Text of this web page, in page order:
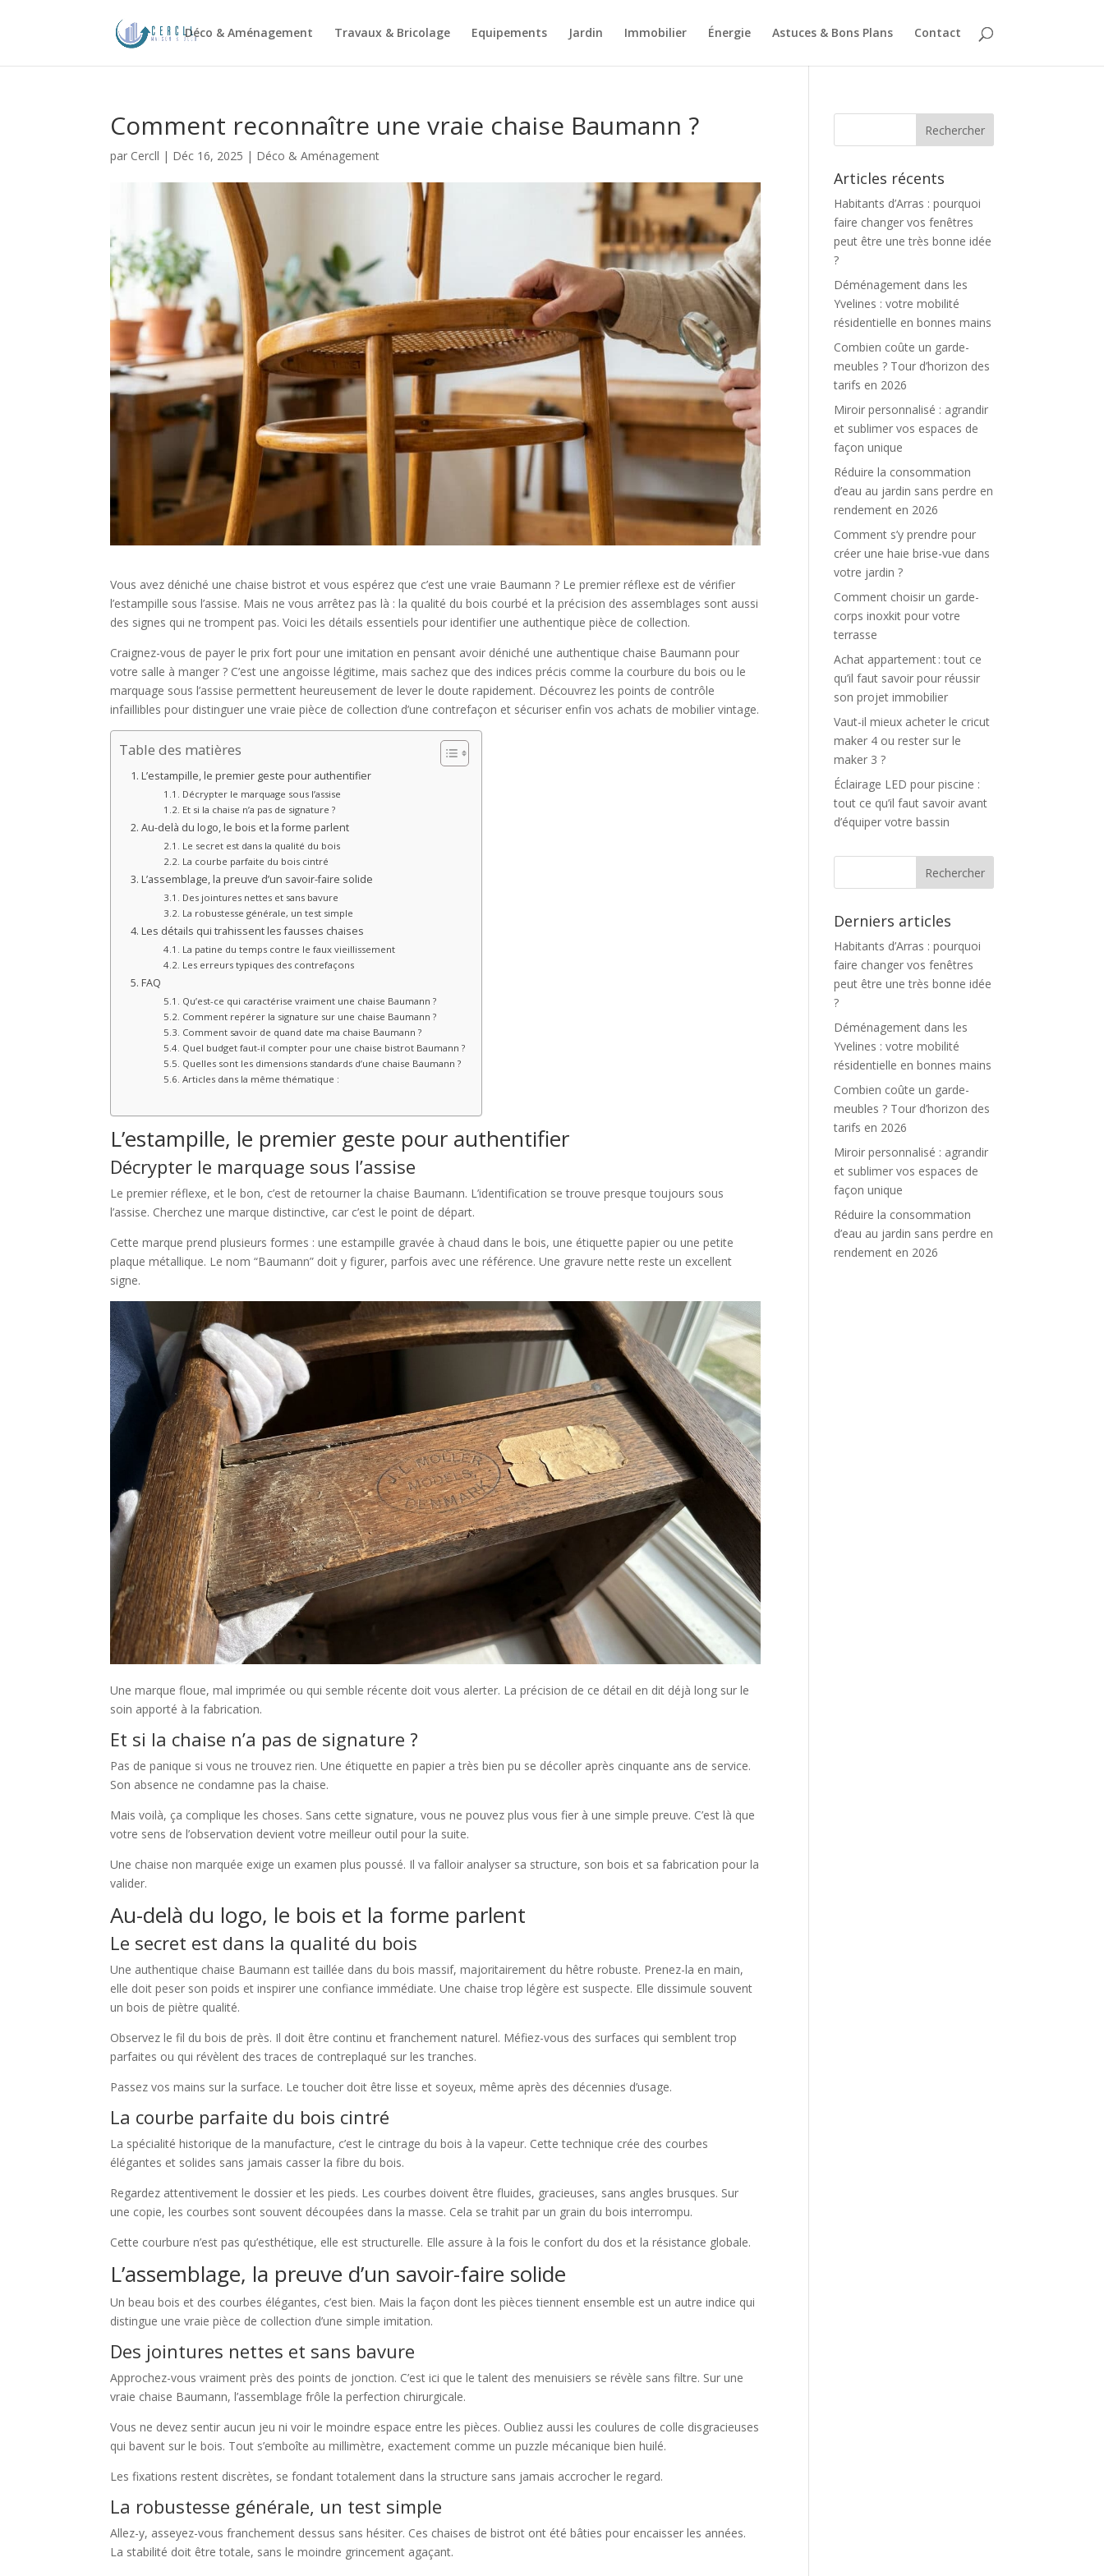
Déco & Aménagement Travaux & Bricolage Equipements Jardin Immobilier Énergie Astuces & Bons Plans Contact
Comment reconnaître une vraie chaise Baumann ?
par Cercll | Déc 16, 2025 | Déco & Aménagement
Vous avez déniché une chaise bistrot et vous espérez que c’est une vraie Baumann ? Le premier réflexe est de vérifier
l’estampille sous l’assise. Mais ne vous arrêtez pas là : la qualité du bois courbé et la précision des assemblages sont aussi
des signes qui ne trompent pas. Voici les détails essentiels pour identifier une authentique pièce de collection.
Craignez-vous de payer le prix fort pour une imitation en pensant avoir déniché une authentique chaise Baumann pour
votre salle à manger ? C’est une angoisse légitime, mais sachez que des indices précis comme la courbure du bois ou le
marquage sous l’assise permettent heureusement de lever le doute rapidement. Découvrez les points de contrôle
infaillibles pour distinguer une vraie pièce de collection d’une contrefaçon et sécuriser enfin vos achats de mobilier vintage.
Table des matières
L’estampille, le premier geste pour authentifier
Décrypter le marquage sous l’assise
Et si la chaise n’a pas de signature ?
Au-delà du logo, le bois et la forme parlent
Le secret est dans la qualité du bois
La courbe parfaite du bois cintré
L’assemblage, la preuve d’un savoir-faire solide
Des jointures nettes et sans bavure
La robustesse générale, un test simple
Les détails qui trahissent les fausses chaises
La patine du temps contre le faux vieillissement
Les erreurs typiques des contrefaçons
FAQ
Qu’est-ce qui caractérise vraiment une chaise Baumann ?
Comment repérer la signature sur une chaise Baumann ?
Comment savoir de quand date ma chaise Baumann ?
Quel budget faut-il compter pour une chaise bistrot Baumann ?
Quelles sont les dimensions standards d’une chaise Baumann ?
Articles dans la même thématique :
L’estampille, le premier geste pour authentifier
Décrypter le marquage sous l’assise
Le premier réflexe, et le bon, c’est de retourner la chaise Baumann. L’identification se trouve presque toujours sous
l’assise. Cherchez une marque distinctive, car c’est le point de départ.
Cette marque prend plusieurs formes : une estampille gravée à chaud dans le bois, une étiquette papier ou une petite
plaque métallique. Le nom “Baumann” doit y figurer, parfois avec une référence. Une gravure nette reste un excellent
signe.
Une marque floue, mal imprimée ou qui semble récente doit vous alerter. La précision de ce détail en dit déjà long sur le
soin apporté à la fabrication.
Et si la chaise n’a pas de signature ?
Pas de panique si vous ne trouvez rien. Une étiquette en papier a très bien pu se décoller après cinquante ans de service.
Son absence ne condamne pas la chaise.
Mais voilà, ça complique les choses. Sans cette signature, vous ne pouvez plus vous fier à une simple preuve. C’est là que
votre sens de l’observation devient votre meilleur outil pour la suite.
Une chaise non marquée exige un examen plus poussé. Il va falloir analyser sa structure, son bois et sa fabrication pour la
valider.
Au-delà du logo, le bois et la forme parlent
Le secret est dans la qualité du bois
Une authentique chaise Baumann est taillée dans du bois massif, majoritairement du hêtre robuste. Prenez-la en main,
elle doit peser son poids et inspirer une confiance immédiate. Une chaise trop légère est suspecte. Elle dissimule souvent
un bois de piètre qualité.
Observez le fil du bois de près. Il doit être continu et franchement naturel. Méfiez-vous des surfaces qui semblent trop
parfaites ou qui révèlent des traces de contreplaqué sur les tranches.
Passez vos mains sur la surface. Le toucher doit être lisse et soyeux, même après des décennies d’usage.
La courbe parfaite du bois cintré
La spécialité historique de la manufacture, c’est le cintrage du bois à la vapeur. Cette technique crée des courbes
élégantes et solides sans jamais casser la fibre du bois.
Regardez attentivement le dossier et les pieds. Les courbes doivent être fluides, gracieuses, sans angles brusques. Sur
une copie, les courbes sont souvent découpées dans la masse. Cela se trahit par un grain du bois interrompu.
Cette courbure n’est pas qu’esthétique, elle est structurelle. Elle assure à la fois le confort du dos et la résistance globale.
L’assemblage, la preuve d’un savoir-faire solide
Un beau bois et des courbes élégantes, c’est bien. Mais la façon dont les pièces tiennent ensemble est un autre indice qui
distingue une vraie pièce de collection d’une simple imitation.
Des jointures nettes et sans bavure
Approchez-vous vraiment près des points de jonction. C’est ici que le talent des menuisiers se révèle sans filtre. Sur une
vraie chaise Baumann, l’assemblage frôle la perfection chirurgicale.
Vous ne devez sentir aucun jeu ni voir le moindre espace entre les pièces. Oubliez aussi les coulures de colle disgracieuses
qui bavent sur le bois. Tout s’emboîte au millimètre, exactement comme un puzzle mécanique bien huilé.
Les fixations restent discrètes, se fondant totalement dans la structure sans jamais accrocher le regard.
La robustesse générale, un test simple
Allez-y, asseyez-vous franchement dessus sans hésiter. Ces chaises de bistrot ont été bâties pour encaisser les années.
La stabilité doit être totale, sans le moindre grincement agaçant.
Articles récents
Habitants d’Arras : pourquoi
faire changer vos fenêtres
peut être une très bonne idée
?
Déménagement dans les
Yvelines : votre mobilité
résidentielle en bonnes mains
Combien coûte un garde-
meubles ? Tour d’horizon des
tarifs en 2026
Miroir personnalisé : agrandir
et sublimer vos espaces de
façon unique
Réduire la consommation
d’eau au jardin sans perdre en
rendement en 2026
Comment s’y prendre pour
créer une haie brise-vue dans
votre jardin ?
Comment choisir un garde-
corps inoxkit pour votre
terrasse
Achat appartement : tout ce
qu’il faut savoir pour réussir
son projet immobilier
Vaut-il mieux acheter le cricut
maker 4 ou rester sur le
maker 3 ?
Éclairage LED pour piscine :
tout ce qu’il faut savoir avant
d’équiper votre bassin
Derniers articles
Habitants d’Arras : pourquoi
faire changer vos fenêtres
peut être une très bonne idée
?
Déménagement dans les
Yvelines : votre mobilité
résidentielle en bonnes mains
Combien coûte un garde-
meubles ? Tour d’horizon des
tarifs en 2026
Miroir personnalisé : agrandir
et sublimer vos espaces de
façon unique
Réduire la consommation
d’eau au jardin sans perdre en
rendement en 2026